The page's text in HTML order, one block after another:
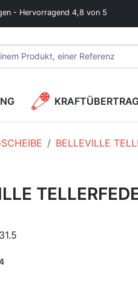
- Hervorragend 4,8 von 5
BELLEVILLE
31.5